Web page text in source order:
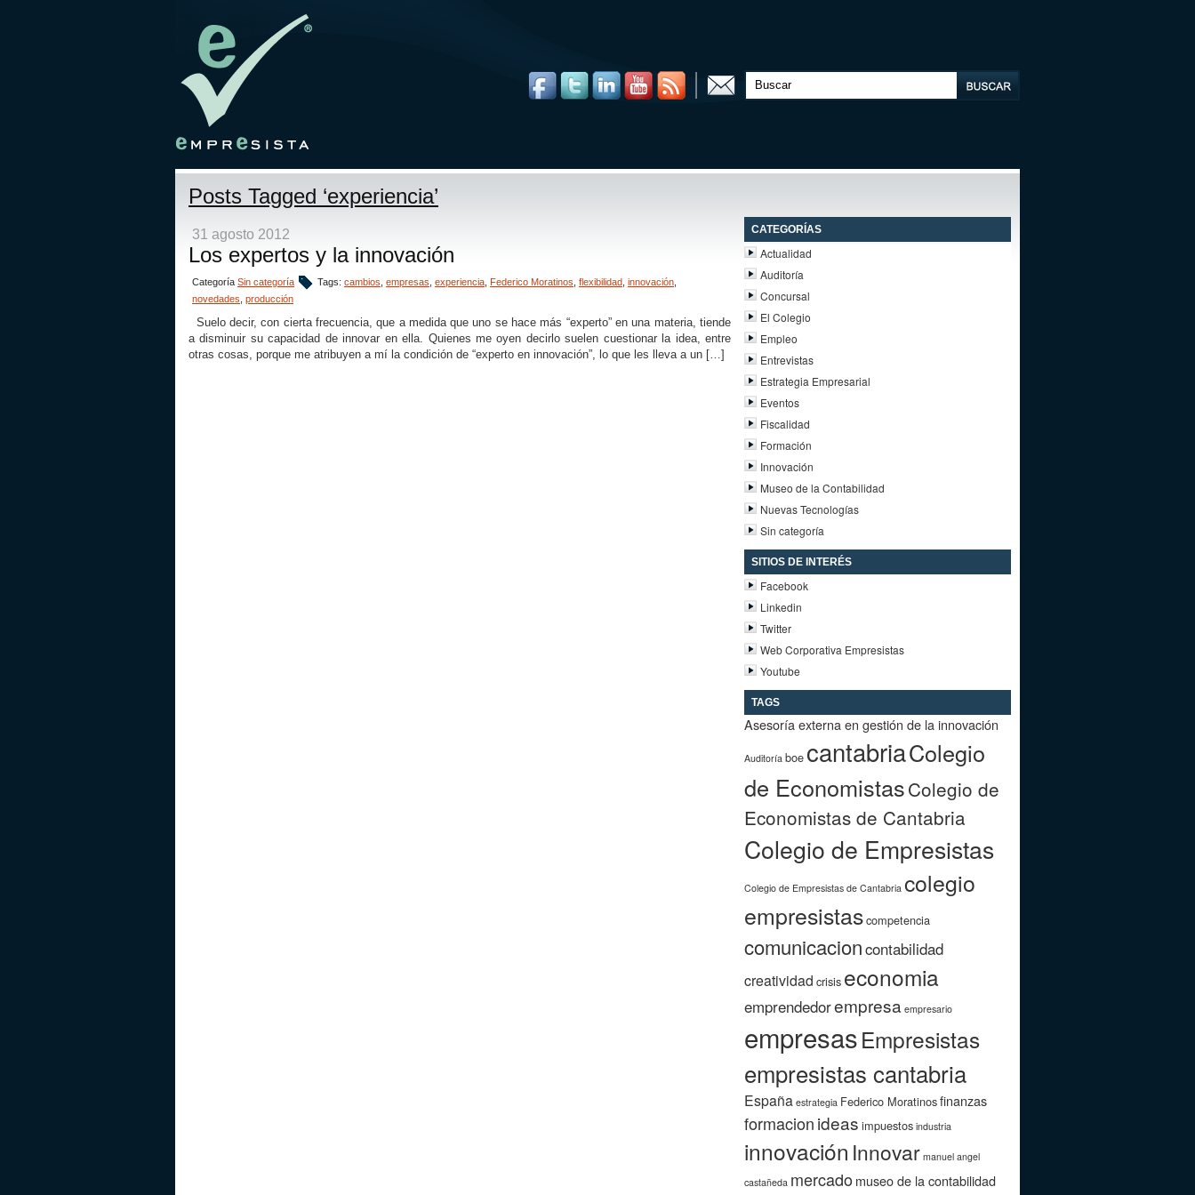
Posts Tagged ‘experiencia’
31 agosto 2012
Los expertos y la innovación
Categoría Sin categoría Tags: cambios empresas experiencia Federico Moratinos flexibilidad innovación
novedades producción
Suelo decir, con cierta frecuencia, que a medida que uno se hace más “experto” en una materia, tiende
a disminuir su capacidad de innovar en ella. Quienes me oyen decirlo suelen cuestionar la idea, entre
otras cosas, porque me atribuyen a mí la condición de “experto en innovación”, lo que les lleva a un […]
CATEGORÍAS
Actualidad
Auditoría
Concursal
El Colegio
Empleo
Entrevistas
Estrategia Empresarial
Eventos
Fiscalidad
Formación
Innovación
Museo de la Contabilidad
Nuevas Tecnologías
Sin categoría
SITIOS DE INTERÉS
Facebook
Linkedin
Twitter
Web Corporativa Empresistas
Youtube
TAGS
Asesoría externa en gestión de la innovación
Auditoría boecantabriaColegio
de EconomistasColegio de
Economistas de Cantabria
Colegio de Empresistas
Colegio de Empresistas de Cantabria colegio
empresistascompetencia
comunicacioncontabilidad
creatividad crisis economia
emprendedorempresa empresario
empresasEmpresistas
empresistas cantabria
España estrategia Federico Moratinosfinanzas
formacionideas impuestos industria
innovación Innovar manuel angel
castañeda mercado museo de la contabilidad